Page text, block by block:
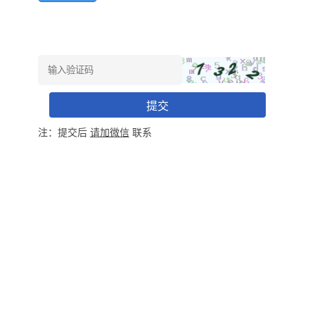
提交
注：提交后 请加微信联系